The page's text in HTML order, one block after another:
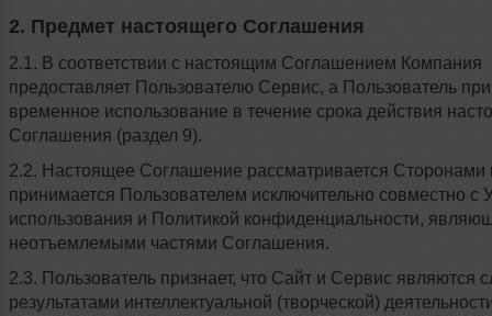
2. Предмет настоящего Соглашения
2.1. В соответствии с настоящим Соглашением Компания
предоставляет Пользователю Сервис, а Пользователь
временное использование в течение срока действия
Соглашения (раздел 9).
2.2. Настоящее Соглашение рассматривается Сторонами
принимается Пользователем исключительно совместно с
использования и Политикой конфиденциальности,
неотъемлемыми частями Соглашения.
2.3. Пользователь признает, что Сайт и Сервис являются
результатами интеллектуальной (творческой)